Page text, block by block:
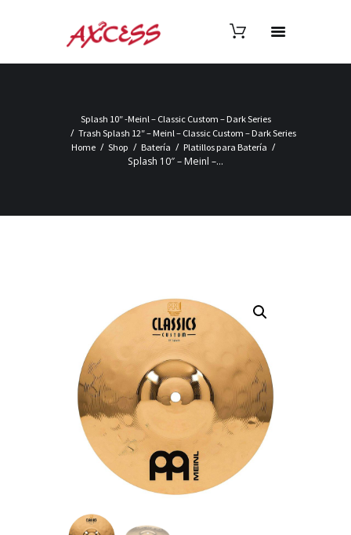
Splash 10″ -Meinl – Classic Custom – Dark Series
Trash Splash 12″ – Meinl – Classic Custom – Dark Series
Home
Shop Batería Platillos para Batería
Splash 10″ – Meinl –...